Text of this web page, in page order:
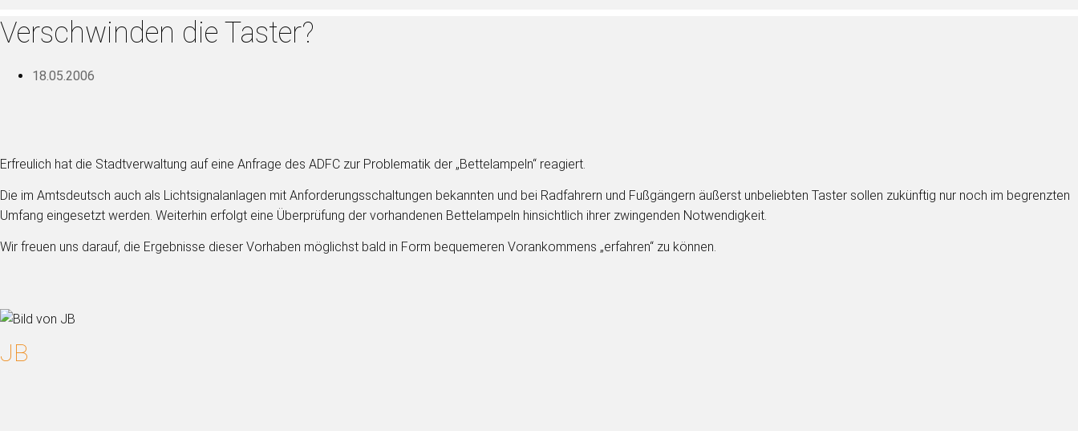
Verschwinden die Taster?
18.05.2006
Erfreulich hat die Stadtverwaltung auf eine Anfrage des ADFC zur Problematik der „Bettelampeln“ reagiert.
Die im Amtsdeutsch auch als Lichtsignalanlagen mit Anforderungsschaltungen bekannten und bei Radfahrern und Fußgängern äußerst unbeliebten Taster sollen zukünftig nur noch im begrenzten
Umfang eingesetzt werden. Weiterhin erfolgt eine Überprüfung der vorhandenen Bettelampeln hinsichtlich ihrer zwingenden Notwendigkeit.
Wir freuen uns darauf, die Ergebnisse dieser Vorhaben möglichst bald in Form bequemeren Vorankommens „erfahren“ zu können.
JB